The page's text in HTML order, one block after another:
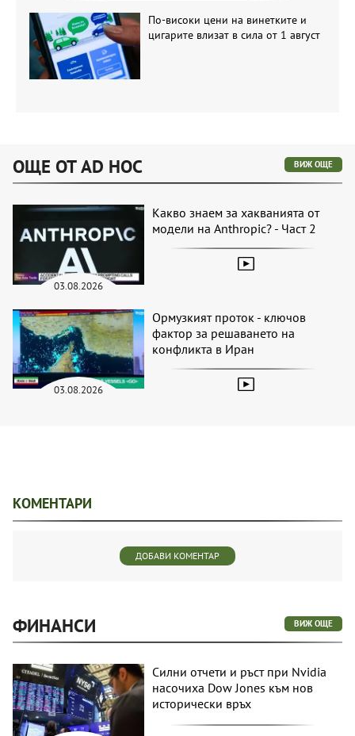
По-високи цени на винетките и
цигарите влизат в сила от 1 август
ОЩЕ ОТ AD HOC ВИЖ ОЩЕ
03.08.2026
Какво знаем за хакванията от
модели на Anthropic? - Част 2
03.08.2026
Ормузкият проток - ключов
фактор за решаването на
конфликта в Иран
КОМЕНТАРИ
ДОБАВИ КОМЕНТАР
ФИНАНСИ ВИЖ ОЩЕ
Силни отчети и ръст при Nvidia
насочиха Dow Jones към нов
исторически връх